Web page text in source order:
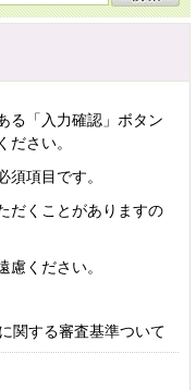
る「入力確認」ボタン
ださい。
須項目です。
だくことがありますの
ください。
関する審査基準ついて